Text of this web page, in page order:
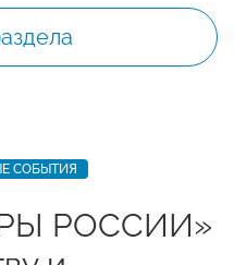
СОБЫТИЯ
РОССИИ»